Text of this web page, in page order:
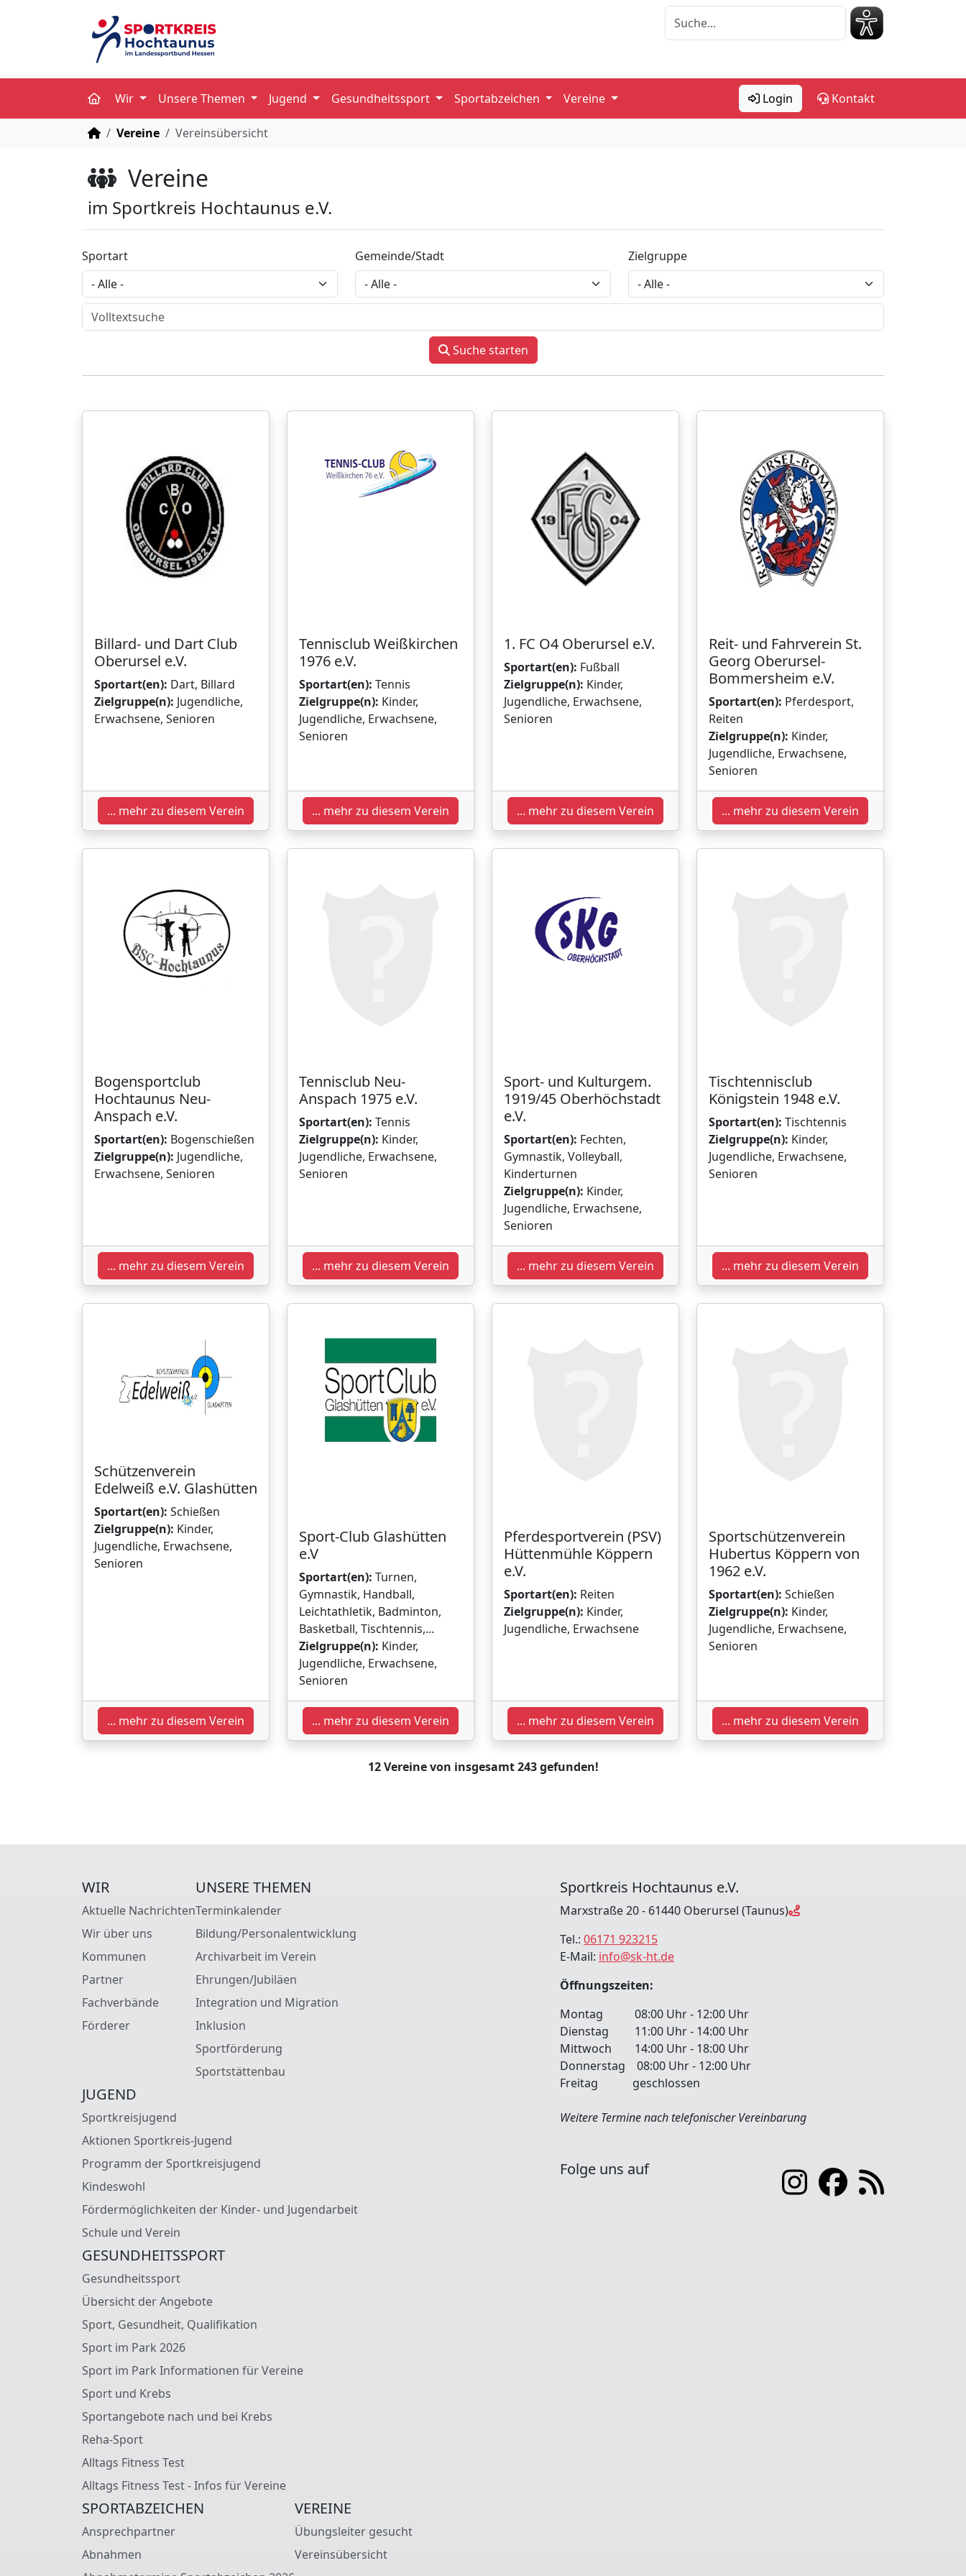
Wir Unsere Themen Jugend Gesundheitssport Sportabzeichen Vereine Login Kontakt
STARTSEITE
Vereine Vereinsübersicht
Vereine
im Sportkreis Hochtaunus e.V.
Sportart Gemeinde/Stadt Zielgruppe
Volltextsuche
Suche starten
Billard- und Dart Club
Oberursel e.V.
Sportart(en): Dart, Billard
Zielgruppe(n): Jugendliche,
Erwachsene, Senioren
... mehr zu diesem Verein
Tennisclub Weißkirchen
1976 e.V.
Sportart(en): Tennis
Zielgruppe(n): Kinder,
Jugendliche, Erwachsene,
Senioren
... mehr zu diesem Verein
1. FC O4 Oberursel e.V.
Sportart(en): Fußball
Zielgruppe(n): Kinder,
Jugendliche, Erwachsene,
Senioren
... mehr zu diesem Verein
Reit- und Fahrverein St.
Georg Oberursel-
Bommersheim e.V.
Sportart(en): Pferdesport,
Reiten
Zielgruppe(n): Kinder,
Jugendliche, Erwachsene,
Senioren
... mehr zu diesem Verein
Bogensportclub
Hochtaunus Neu-
Anspach e.V.
Sportart(en): Bogenschießen
Zielgruppe(n): Jugendliche,
Erwachsene, Senioren
... mehr zu diesem Verein
Tennisclub Neu-
Anspach 1975 e.V.
Sportart(en): Tennis
Zielgruppe(n): Kinder,
Jugendliche, Erwachsene,
Senioren
... mehr zu diesem Verein
Sport- und Kulturgem.
1919/45 Oberhöchstadt
e.V.
Sportart(en): Fechten,
Gymnastik, Volleyball,
Kinderturnen
Zielgruppe(n): Kinder,
Jugendliche, Erwachsene,
Senioren
... mehr zu diesem Verein
Tischtennisclub
Königstein 1948 e.V.
Sportart(en): Tischtennis
Zielgruppe(n): Kinder,
Jugendliche, Erwachsene,
Senioren
... mehr zu diesem Verein
Schützenverein
Edelweiß e.V. Glashütten
Sportart(en): Schießen
Zielgruppe(n): Kinder,
Jugendliche, Erwachsene,
Senioren
... mehr zu diesem Verein
Sport-Club Glashütten
e.V
Sportart(en): Turnen,
Gymnastik, Handball,
Leichtathletik, Badminton,
Basketball, Tischtennis,...
Zielgruppe(n): Kinder,
Jugendliche, Erwachsene,
Senioren
... mehr zu diesem Verein
Pferdesportverein (PSV)
Hüttenmühle Köppern
e.V.
Sportart(en): Reiten
Zielgruppe(n): Kinder,
Jugendliche, Erwachsene
... mehr zu diesem Verein
Sportschützenverein
Hubertus Köppern von
1962 e.V.
Sportart(en): Schießen
Zielgruppe(n): Kinder,
Jugendliche, Erwachsene,
Senioren
... mehr zu diesem Verein
12 Vereine von insgesamt 243 gefunden!
WIR
Aktuelle Nachrichten
Wir über uns
Kommunen
Partner
Fachverbände
Förderer
UNSERE THEMEN
Terminkalender
Bildung/Personalentwicklung
Archivarbeit im Verein
Ehrungen/Jubiläen
Integration und Migration
Inklusion
Sportförderung
Sportstättenbau
JUGEND
Sportkreisjugend
Aktionen Sportkreis-Jugend
Programm der Sportkreisjugend
Kindeswohl
Fördermöglichkeiten der Kinder- und Jugendarbeit
Schule und Verein
GESUNDHEITSSPORT
Gesundheitssport
Übersicht der Angebote
Sport, Gesundheit, Qualifikation
Sport im Park 2026
Sport im Park Informationen für Vereine
Sport und Krebs
Sportangebote nach und bei Krebs
Reha-Sport
Alltags Fitness Test
Alltags Fitness Test - Infos für Vereine
SPORTABZEICHEN
Ansprechpartner
Abnahmen
VEREINE
Übungsleiter gesucht
Vereinsübersicht
Sportkreis Hochtaunus e.V.
Marxstraße 20 - 61440 Oberursel (Taunus)
Tel.: 06171 923215
E-Mail: info@sk-ht.de
Öffnungszeiten:
Montag 08:00 Uhr - 12:00 Uhr
Dienstag 11:00 Uhr - 14:00 Uhr
Mittwoch 14:00 Uhr - 18:00 Uhr
Donnerstag 08:00 Uhr - 12:00 Uhr
Freitag geschlossen
Weitere Termine nach telefonischer Vereinbarung
Folge uns auf